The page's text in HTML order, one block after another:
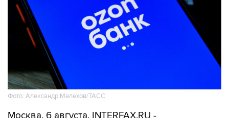
Фото: Александр Мелехов/ТАСС